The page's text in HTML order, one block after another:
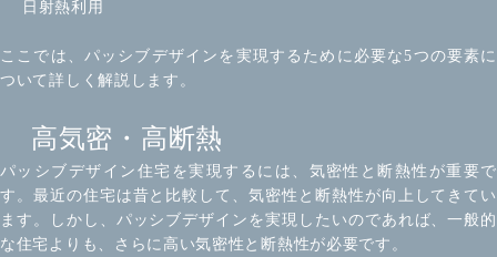
日射熱利用
ここでは、パッシブデザインを実現するために必要な5つの要素に
ついて詳しく解説します。
高気密・高断熱
パッシブデザイン住宅を実現するには、気密性と断熱性が重要で
す。最近の住宅は昔と比較して、気密性と断熱性が向上してきてい
ます。しかし、パッシブデザインを実現したいのであれば、一般的
な住宅よりも、さらに高い気密性と断熱性が必要です。